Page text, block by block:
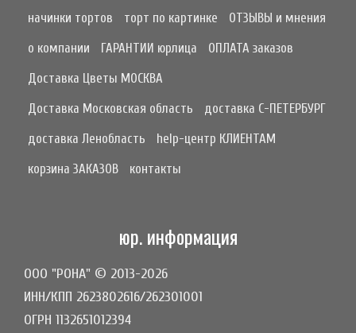
начинки тортов
торт по картинке
ОТЗЫВЫ и мнения
о компании
ГАРАНТИИ юрлица
ОПЛАТА заказов
Доставка Цветы МОСКВА
Доставка Московская область
доставка С-ПЕТЕРБУРГ
доставка Ленобласть
help-центр КЛИЕНТАМ
корзина ЗАКАЗОВ
контакты
юр. информация
ООО "РОНА" © 2013-2026
ИНН/КПП 2623802616/262301001
ОГРН 1132651012394